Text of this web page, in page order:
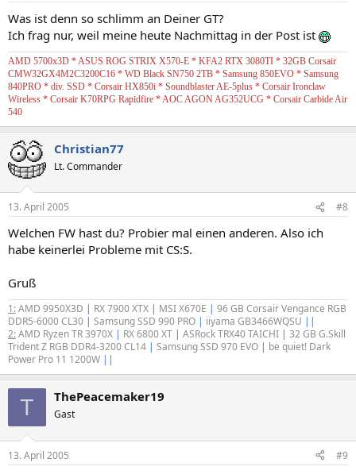
Was ist denn so schlimm an Deiner GT?
Ich frag nur, weil meine heute Nachmittag in der Post ist
AMD 5700x3D * ASUS ROG STRIX X570-E * KFA2 RTX 3080TI * 32GB Corsair
CMW32GX4M2C3200C16 * WD Black SN750 2TB * Samsung 850EVO * Samsung
840PRO * div. SSD * Corsair HX850i * Soundblaster AE-5plus * Corsair Ironclaw
Wireless * Corsair K70RPG Rapidfire * AOC AGON AG352UCG * Corsair Carbide Air
540
Christian77
Lt. Commander
13. April 2005 #8
Welchen FW hast du? Probier mal einen anderen. Also ich
habe keinerlei Probleme mit CS:S.
Gruß
1:AMD 9950X3D | RX 7900 XTX | MSI X670E | 96 GB Corsair Vengance RGB
DDR5-6000 CL30 | Samsung SSD 990 PRO | iiyama GB3466WQSU ||
2:AMD Ryzen TR 3970X | RX 6800 XT | ASRock TRX40 TAICHI | 32 GB G.Skill
Trident Z RGB DDR4-3200 CL14 | Samsung SSD 970 EVO | be quiet! Dark
Power Pro 11 1200W ||
T ThePeacemaker19
Gast
13. April 2005 #9